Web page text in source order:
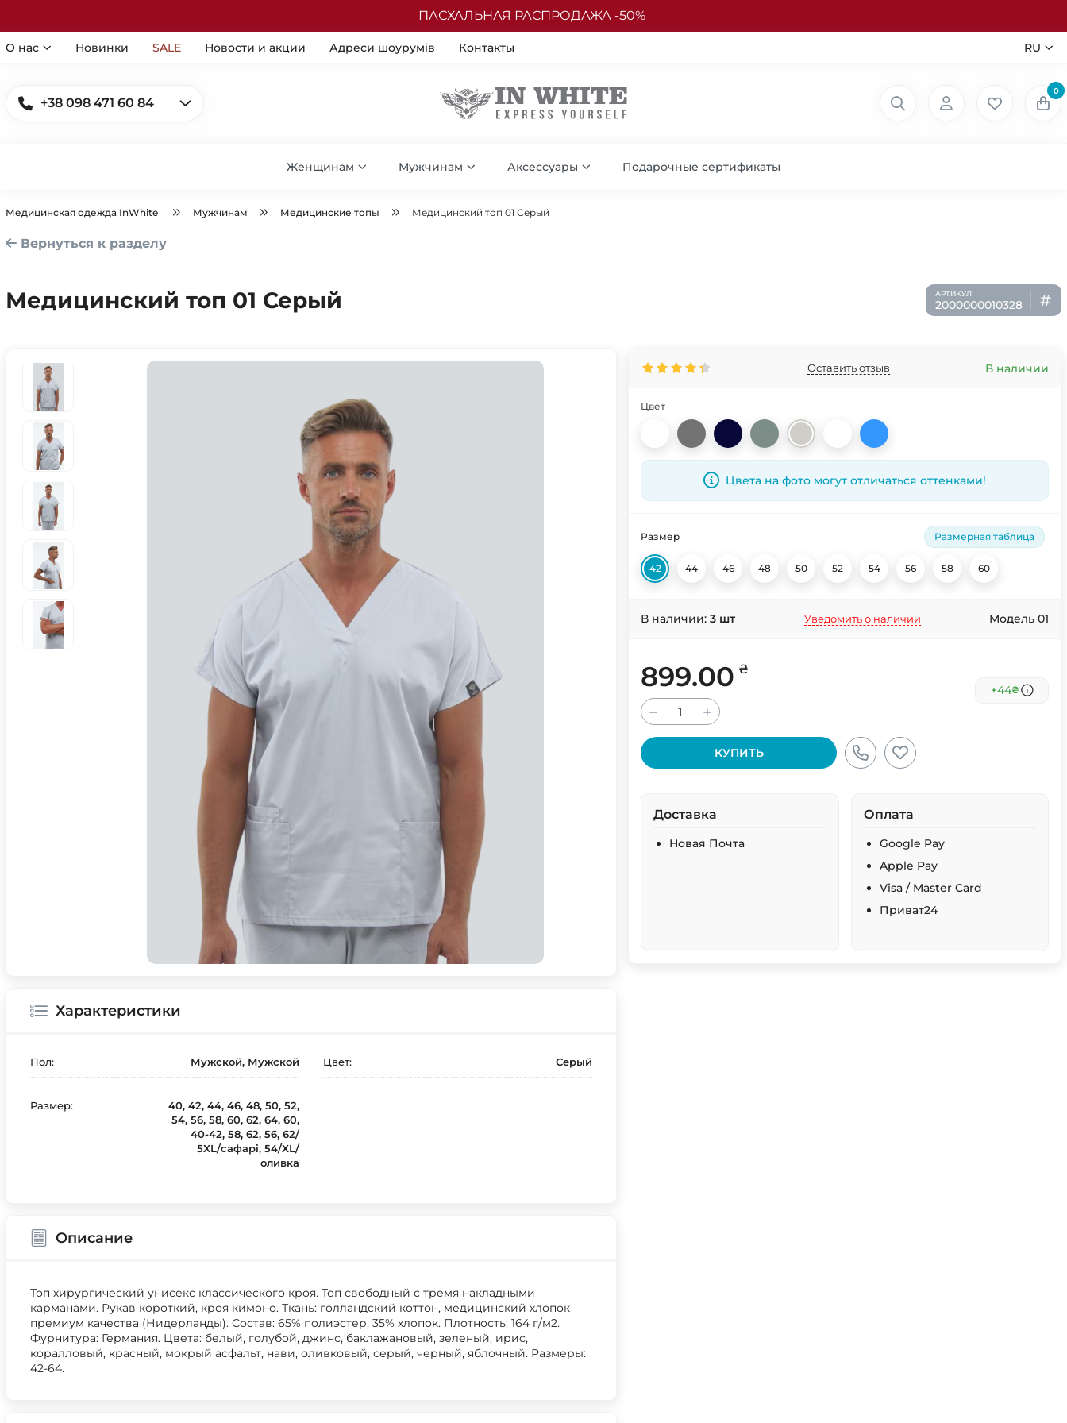
ПАСХАЛЬНАЯ РАСПРОДАЖА -50%
О нас Новинки SALE Новости и акции Адреси шоурумів Контакты RU
+38 098 471 60 84
0
Женщинам Мужчинам Аксессуары Подарочные сертификаты
Медицинская одежда InWhite Мужчинам Медицинские топы Медицинский топ 01 Серый
Вернуться к разделу
Медицинский топ 01 Серый 2000000010328
Оставить отзыв В наличии
Цвет
Цвета на фото могут отличаться оттенками!
Размер Размерная таблица
42 44 46 48 50 52 54 56 58 60
В наличии: 3 шт Уведомить о наличии Модель 01
899.00 ₴
− +
+44₴
КУПИТЬ
Доставка
Новая Почта
Оплата
Google Pay
Apple Pay
Visa / Master Card
Приват24
Характеристики
Пол: Мужской, Мужской Цвет: Серый
Размер:
40, 42, 44, 46, 48, 50, 52,
54, 56, 58, 60, 62, 64, 60,
40-42, 58, 62, 56, 62/
5XL/сафарі, 54/XL/
оливка
Описание
Топ хирургический унисекс классического кроя. Топ свободный с тремя накладными
карманами. Рукав короткий, кроя кимоно. Ткань: голландский коттон, медицинский хлопок
премиум качества (Нидерланды). Состав: 65% полиэстер, 35% хлопок. Плотность: 164 г/м2.
Фурнитура: Германия. Цвета: белый, голубой, джинс, баклажановый, зеленый, ирис,
коралловый, красный, мокрый асфальт, нави, оливковый, серый, черный, яблочный. Размеры:
42-64.